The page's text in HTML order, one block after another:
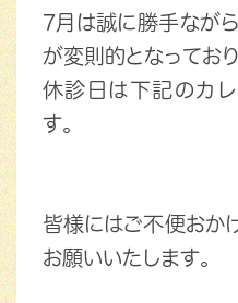
7月は誠に勝手なが
が変則的となっており
休診日は下記のカ
す。
皆様にはご不便おか
お願いいたします。